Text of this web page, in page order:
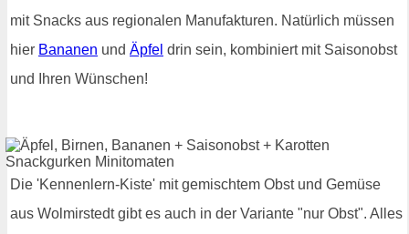
mit Snacks aus regionalen Manufakturen. Natürlich müssen
hier Bananen und Äpfel drin sein, kombiniert mit Saisonobst
und Ihren Wünschen!
Die 'Kennenlern-Kiste' mit gemischtem Obst und Gemüse
aus Wolmirstedt gibt es auch in der Variante "nur Obst". Alles